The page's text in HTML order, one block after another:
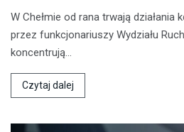
W Chełmie od rana trwają działania
przez funkcjonariuszy Wydziału
koncentrują…
Czytaj dalej